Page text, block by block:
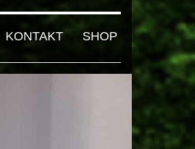
KONTAKT SHOP